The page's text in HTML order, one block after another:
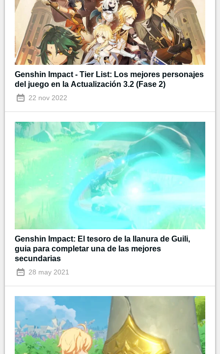
Genshin Impact - Tier List: Los mejores personajes
del juego en la Actualización 3.2 (Fase 2)
22 nov 2022
Genshin Impact: El tesoro de la llanura de Guili,
guia para completar una de las mejores
secundarias
28 may 2021